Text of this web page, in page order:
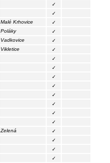
✓
✓
Malé Krhovice
✓
Poláky
✓
Vadkovice
✓
Vikletice
✓
✓
✓
✓
✓
✓
✓
✓
✓
Zelená
✓
✓
✓
✓